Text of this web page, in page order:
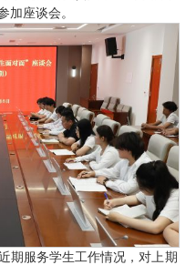
加座谈会。
期服务学生工作情况，对上期